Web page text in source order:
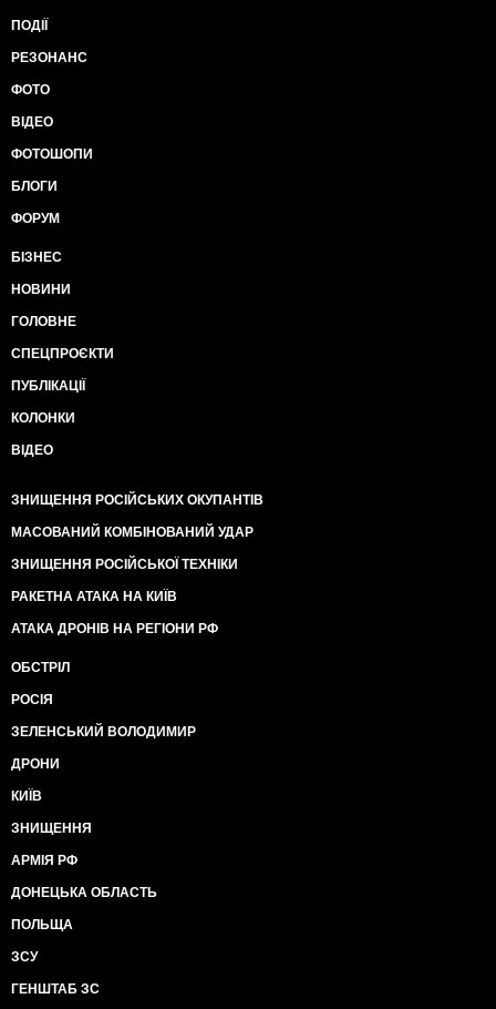
ПОДІЇ
РЕЗОНАНС
ФОТО
ВІДЕО
ФОТОШОПИ
БЛОГИ
ФОРУМ
БІЗНЕС
НОВИНИ
ГОЛОВНЕ
СПЕЦПРОЄКТИ
ПУБЛІКАЦІЇ
КОЛОНКИ
ВІДЕО
ЗНИЩЕННЯ РОСІЙСЬКИХ ОКУПАНТІВ
МАСОВАНИЙ КОМБІНОВАНИЙ УДАР
ЗНИЩЕННЯ РОСІЙСЬКОЇ ТЕХНІКИ
РАКЕТНА АТАКА НА КИЇВ
АТАКА ДРОНІВ НА РЕГІОНИ РФ
ОБСТРІЛ
РОСІЯ
ЗЕЛЕНСЬКИЙ ВОЛОДИМИР
ДРОНИ
КИЇВ
ЗНИЩЕННЯ
АРМІЯ РФ
ДОНЕЦЬКА ОБЛАСТЬ
ПОЛЬЩА
ЗСУ
ГЕНШТАБ ЗС